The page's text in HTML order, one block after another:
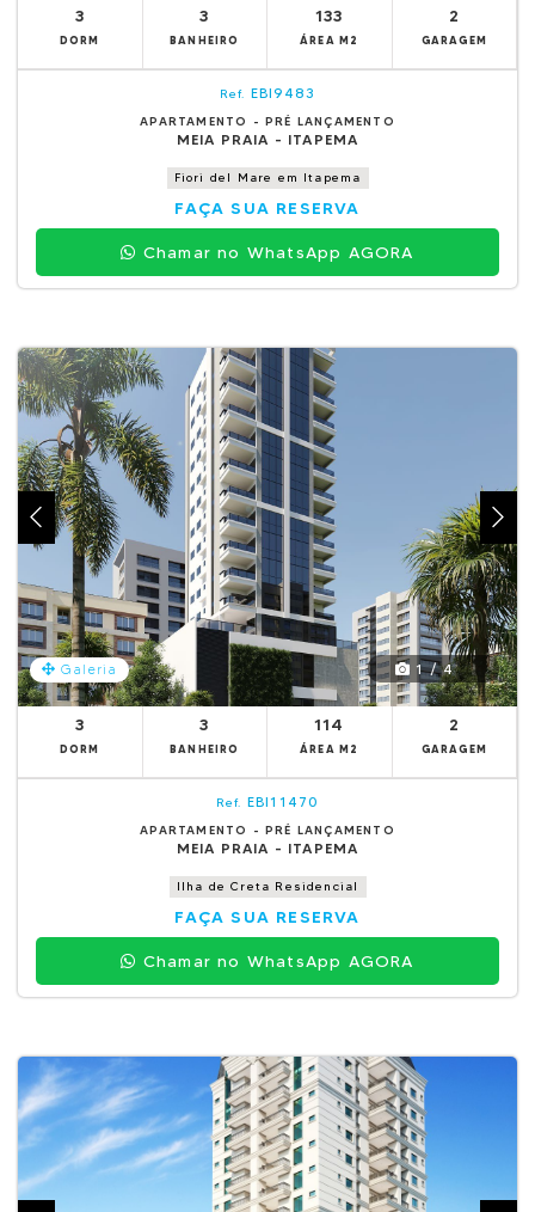
3
DORM
3
BANHEIRO
133
ÁREA M2
2
GARAGEM
Ref. EBI9483
APARTAMENTO - PRÉ LANÇAMENTO
MEIA PRAIA - ITAPEMA
Fiori del Mare em Itapema
FAÇA SUA RESERVA
Chamar no WhatsApp AGORA
Galeria 1 / 4
3
DORM
3
BANHEIRO
114
ÁREA M2
2
GARAGEM
Ref. EBI11470
APARTAMENTO - PRÉ LANÇAMENTO
MEIA PRAIA - ITAPEMA
Ilha de Creta Residencial
FAÇA SUA RESERVA
Chamar no WhatsApp AGORA